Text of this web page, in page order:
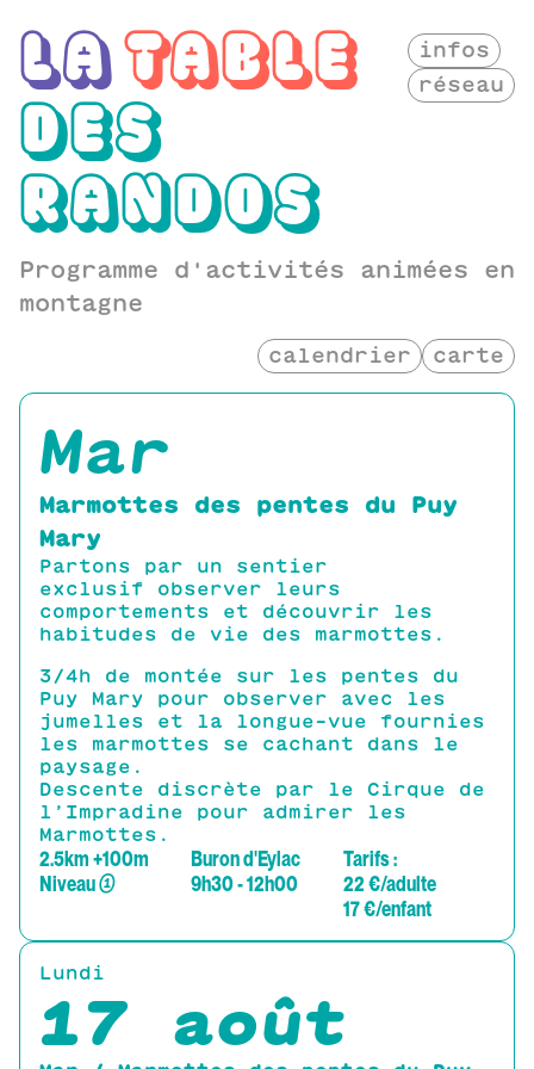
LATABLE
DES
RANDOS
Programme d'activités animées en
montagne
infos
réseau
calendrier carte
mar
Marmottes des pentes du Puy
Mary
Partons par un sentier
exclusif observer leurs
comportements et découvrir les
habitudes de vie des marmottes.
3/4h de montée sur les pentes du
Puy Mary pour observer avec les
jumelles et la longue-vue fournies
les marmottes se cachant dans le
paysage.
Descente discrète par le Cirque de
l’Impradine pour admirer les
Marmottes.
2.5km +100m
Niveau①
Buron d'Eylac
9h30 - 12h00
Tarifs :
22 €/adulte
17 €/enfant
Lundi
17 août